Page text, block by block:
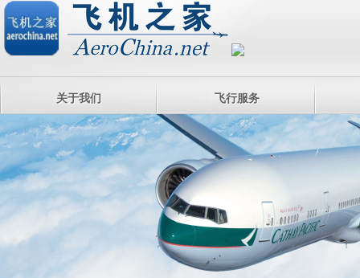
关于我们 飞行服务